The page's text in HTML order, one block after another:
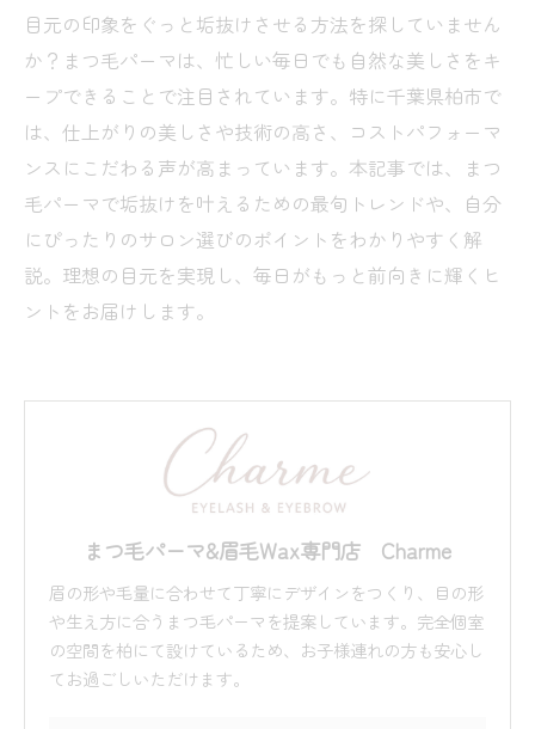
目元の印象をぐっと垢抜けさせる方法を探していません
か？まつ毛パーマは、忙しい毎日でも自然な美しさをキ
ープできることで注目されています。特に千葉県柏市で
は、仕上がりの美しさや技術の高さ、コストパフォーマ
ンスにこだわる声が高まっています。本記事では、まつ
毛パーマで垢抜けを叶えるための最旬トレンドや、自分
にぴったりのサロン選びのポイントをわかりやすく解
説。理想の目元を実現し、毎日がもっと前向きに輝くヒ
ントをお届けします。
まつ毛パーマ&眉毛Wax専門店 Charme
眉の形や毛量に合わせて丁寧にデザインをつくり、目の形
や生え方に合うまつ毛パーマを提案しています。完全個室
の空間を柏にて設けているため、お子様連れの方も安心し
てお過ごしいただけます。